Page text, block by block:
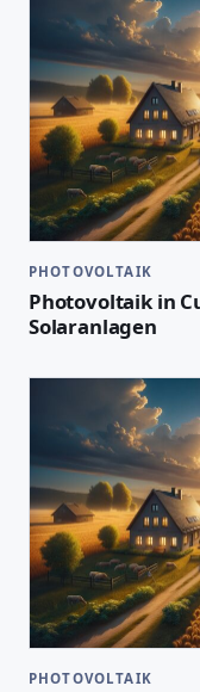
PHOTOVOLTAIK
Photovoltaik in
Solaranlagen
PHOTOVOLTAIK